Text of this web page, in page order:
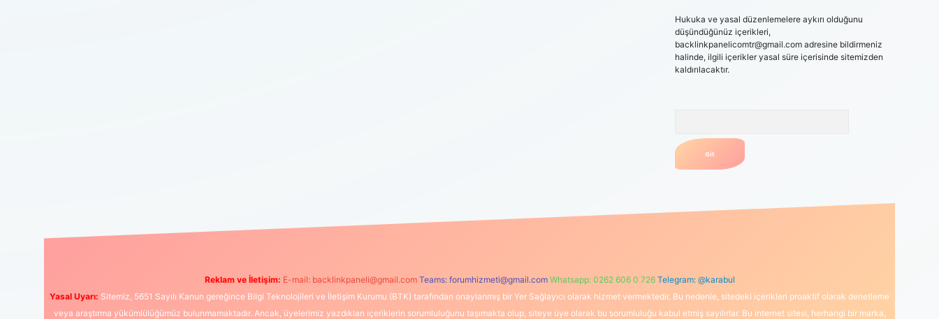
Hukuka ve yasal düzenlemelere aykırı olduğunu
düşündüğünüz içerikleri,
backlinkpanelicomtr@gmail.comadresine bildirmeniz
halinde, ilgili içerikler yasal süre içerisinde sitemizden
kaldırılacaktır.
Reklam ve İletişim: E-mail: backlinkpaneli@gmail.com Teams: forumhizmeti@gmail.com Whatsapp: 0262 606 0 726 Telegram: @karabul
Yasal Uyarı: Sitemiz, 5651 Sayılı Kanun gereğince Bilgi Teknolojileri ve İletişim Kurumu (BTK) tarafından onaylanmış bir Yer Sağlayıcı olarak hizmet vermektedir. Bu nedenle, sitedeki içerikleri proaktif olarak denetleme
veya araştırma yükümlülüğümüz bulunmamaktadır. Ancak, üyelerimiz yazdıkları içeriklerin sorumluluğunu taşımakta olup, siteye üye olarak bu sorumluluğu kabul etmiş sayılırlar. Bu internet sitesi, herhangi bir marka,